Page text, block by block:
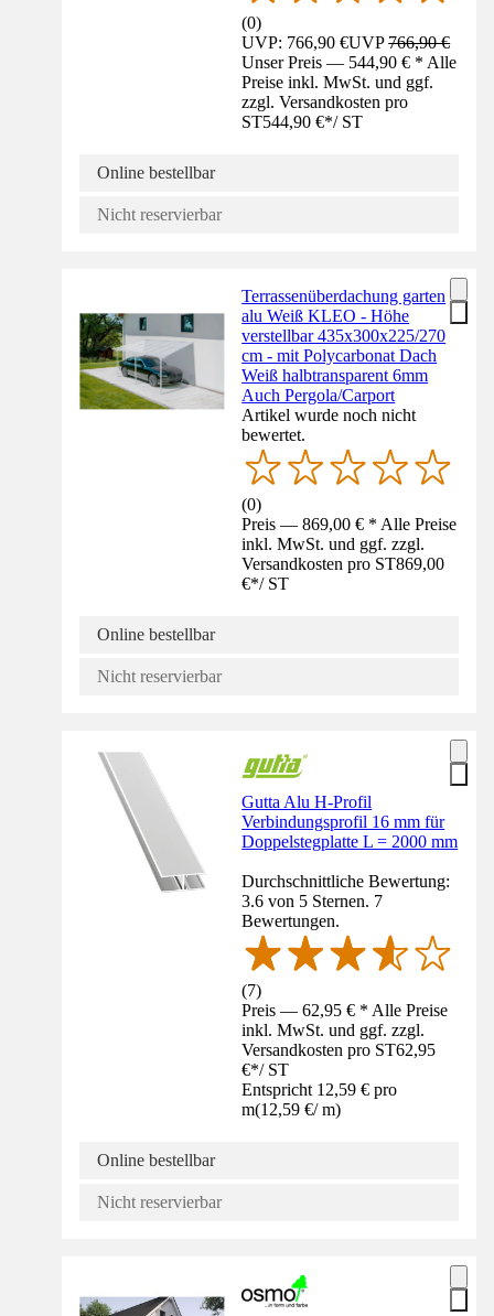
(0)
UVP: 766,90 €UVP766,90 €
Unser Preis — 544,90 € * Alle
Preise inkl. MwSt. und ggf.
zzgl. Versandkosten pro
ST544,90 €*/ ST
Online bestellbar
Nicht reservierbar
Terrassenüberdachung garten
alu Weiß KLEO - Höhe
verstellbar 435x300x225/270
cm - mit Polycarbonat Dach
Weiß halbtransparent 6mm
Auch Pergola/Carport
Artikel wurde noch nicht
bewertet.
(0)
Preis — 869,00 € * Alle Preise
inkl. MwSt. und ggf. zzgl.
Versandkosten pro ST869,00
€*/ ST
Online bestellbar
Nicht reservierbar
Gutta Alu H-Profil
Verbindungsprofil 16 mm für
Doppelstegplatte L = 2000 mm
Durchschnittliche Bewertung:
3.6 von 5 Sternen. 7
Bewertungen.
(7)
Preis — 62,95 € * Alle Preise
inkl. MwSt. und ggf. zzgl.
Versandkosten pro ST62,95
€*/ ST
Entspricht 12,59 € pro
m(12,59 €/ m)
Online bestellbar
Nicht reservierbar